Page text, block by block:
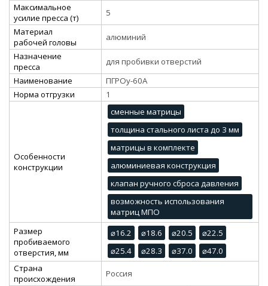
Максимальное
усилие пресса (т)
5
Материал
рабочей головы
алюминий
Назначение
пресса
для пробивки отверстий
Наименование
ПГРОу-60А
Норма отгрузки
1
Особенности
конструкции
сменные матрицы
толщина стального листа до 3 мм
матрицы в комплекте
алюминиевая конструкция
клапан ручного сброса давления
возможность использования
матриц МПО
Размер
пробиваемого
отверстия, мм
⌀16.2 ⌀18.6 ⌀20.5
⌀22.5
⌀25.4
⌀28.3 ⌀37.0
⌀47.0
Страна
происхождения
Россия